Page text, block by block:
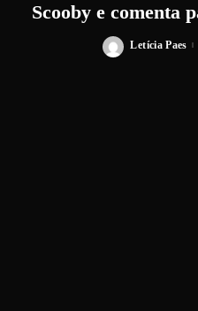
Scooby e comenta
Letícia Paes